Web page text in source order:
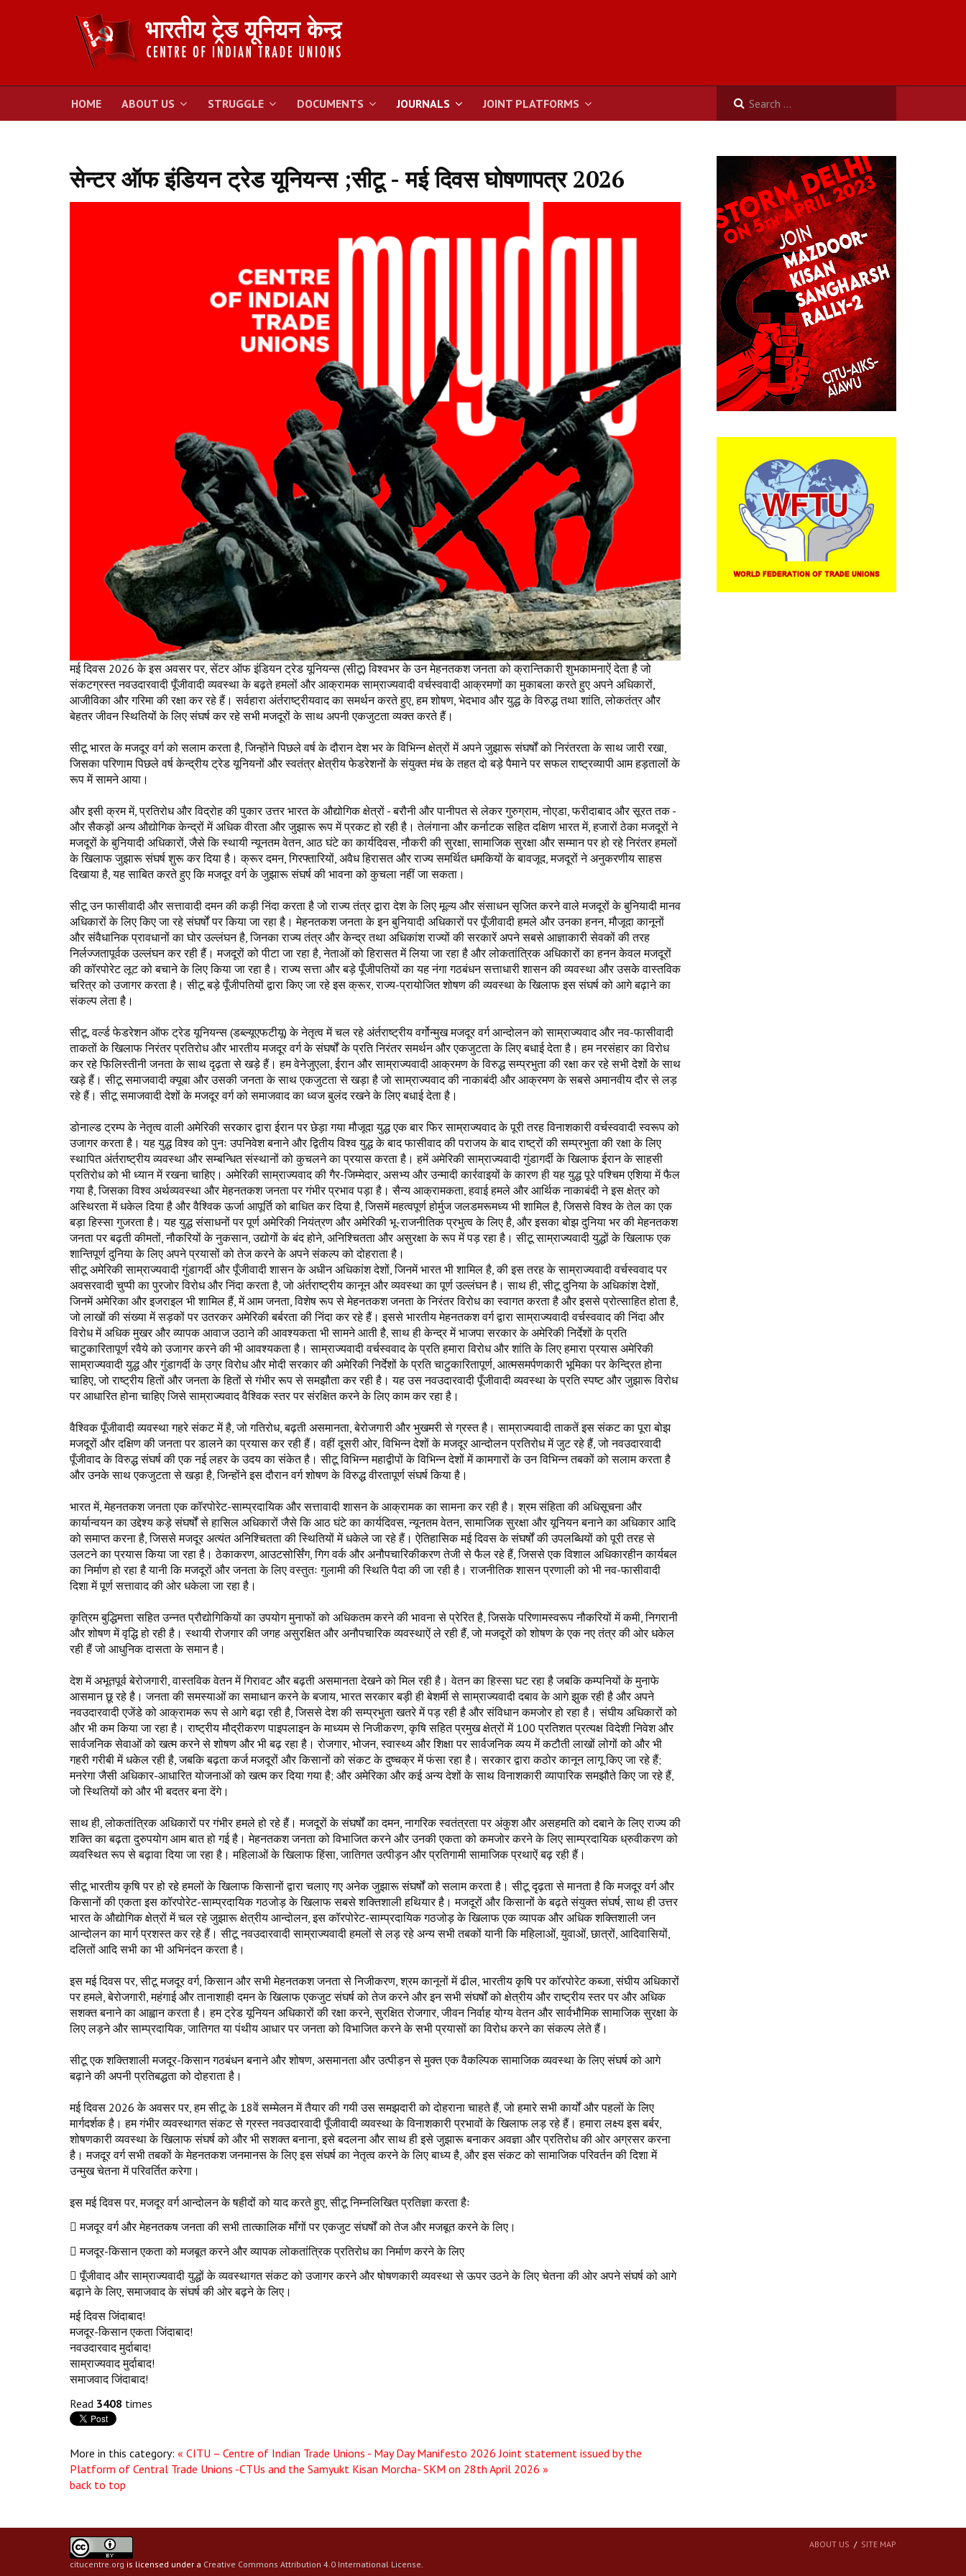
HOME ABOUT US STRUGGLE DOCUMENTS JOURNALS JOINT PLATFORMS
सेन्टर ऑफ इंडियन ट्रेड यूनियन्स ;सीटू - मई दिवस घोषणापत्र 2026
मई दिवस 2026 के इस अवसर पर, सेंटर ऑफ इंडियन ट्रेड यूनियन्स (सीटू) विश्वभर के उन मेहनतकश जनता को क्रान्तिकारी शुभकामनाऐं देता है जो
संकटग्रस्त नवउदारवादी पूँजीवादी व्यवस्था के बढ़ते हमलों और आक्रामक साम्राज्यवादी वर्चस्ववादी आक्रमणों का मुकाबला करते हुए अपने अधिकारों,
आजीविका और गरिमा की रक्षा कर रहे हैं। सर्वहारा अंर्तराष्ट्रीयवाद का समर्थन करते हुए, हम शोषण, भेदभाव और युद्ध के विरुद्ध तथा शांति, लोकतंत्र और
बेहतर जीवन स्थितियों के लिए संघर्ष कर रहे सभी मजदूरों के साथ अपनी एकजुटता व्यक्त करते हैं।
सीटू भारत के मजदूर वर्ग को सलाम करता है, जिन्होंने पिछले वर्ष के दौरान देश भर के विभिन्न क्षेत्रों में अपने जुझारू संघर्षों को निरंतरता के साथ जारी रखा,
जिसका परिणाम पिछले वर्ष केन्द्रीय ट्रेड यूनियनों और स्वतंत्र क्षेत्रीय फेडरेशनों के संयुक्त मंच के तहत दो बड़े पैमाने पर सफल राष्ट्रव्यापी आम हड़तालों के
रूप में सामने आया।
और इसी क्रम में, प्रतिरोध और विद्रोह की पुकार उत्तर भारत के औद्योगिक क्षेत्रों - बरौनी और पानीपत से लेकर गुरुग्राम, नोएडा, फरीदाबाद और सूरत तक -
और सैकड़ों अन्य औद्योगिक केन्द्रों में अधिक वीरता और जुझारू रूप में प्रकट हो रही है। तेलंगाना और कर्नाटक सहित दक्षिण भारत में, हजारों ठेका मजदूरों ने
मजदूरों के बुनियादी अधिकारों, जैसे कि स्थायी न्यूनतम वेतन, आठ घंटे का कार्यदिवस, नौकरी की सुरक्षा, सामाजिक सुरक्षा और सम्मान पर हो रहे निरंतर हमलों
के खिलाफ जुझारू संघर्ष शुरू कर दिया है। क्रूर दमन, गिरफ्तारियों, अवैध हिरासत और राज्य समर्थित धमकियों के बावजूद, मजदूरों ने अनुकरणीय साहस
दिखाया है, यह साबित करते हुए कि मजदूर वर्ग के जुझारू संघर्ष की भावना को कुचला नहीं जा सकता।
सीटू उन फासीवादी और सत्तावादी दमन की कड़ी निंदा करता है जो राज्य तंत्र द्वारा देश के लिए मूल्य और संसाधन सृजित करने वाले मजदूरों के बुनियादी मानव
अधिकारों के लिए किए जा रहे संघर्षों पर किया जा रहा है। मेहनतकश जनता के इन बुनियादी अधिकारों पर पूँजीवादी हमले और उनका हनन, मौजूदा कानूनों
और संवैधानिक प्रावधानों का घोर उल्लंघन है, जिनका राज्य तंत्र और केन्द्र तथा अधिकांश राज्यों की सरकारें अपने सबसे आज्ञाकारी सेवकों की तरह
निर्लज्जतापूर्वक उल्लंघन कर रही हैं। मजदूरों को पीटा जा रहा है, नेताओं को हिरासत में लिया जा रहा है और लोकतांत्रिक अधिकारों का हनन केवल मजदूरों
की कॉरपोरेट लूट को बचाने के लिए किया जा रहा है। राज्य सत्ता और बड़े पूँजीपतियों का यह नंगा गठबंधन सत्ताधारी शासन की व्यवस्था और उसके वास्तविक
चरित्र को उजागर करता है। सीटू बड़े पूँजीपतियों द्वारा किए जा रहे इस क्रूर, राज्य-प्रायोजित शोषण की व्यवस्था के खिलाफ इस संघर्ष को आगे बढ़ाने का
संकल्प लेता है।
सीटू, वर्ल्ड फेडरेशन ऑफ ट्रेड यूनियन्स (डब्ल्यूएफटीयू) के नेतृत्व में चल रहे अंर्तराष्ट्रीय वर्गोन्मुख मजदूर वर्ग आन्दोलन को साम्राज्यवाद और नव-फासीवादी
ताकतों के खिलाफ निरंतर प्रतिरोध और भारतीय मजदूर वर्ग के संघर्षों के प्रति निरंतर समर्थन और एकजुटता के लिए बधाई देता है। हम नरसंहार का विरोध
कर रहे फिलिस्तीनी जनता के साथ दृढ़ता से खड़े हैं। हम वेनेजुएला, ईरान और साम्राज्यवादी आक्रमण के विरुद्ध सम्प्रभुता की रक्षा कर रहे सभी देशों के साथ
खड़े हैं। सीटू समाजवादी क्यूबा और उसकी जनता के साथ एकजुटता से खड़ा है जो साम्राज्यवाद की नाकाबंदी और आक्रमण के सबसे अमानवीय दौर से लड़
रहे हैं। सीटू समाजवादी देशों के मजदूर वर्ग को समाजवाद का ध्वज बुलंद रखने के लिए बधाई देता है।
डोनाल्ड ट्रम्प के नेतृत्व वाली अमेरिकी सरकार द्वारा ईरान पर छेड़ा गया मौजूदा युद्ध एक बार फिर साम्राज्यवाद के पूरी तरह विनाशकारी वर्चस्ववादी स्वरूप को
उजागर करता है। यह युद्ध विश्व को पुनः उपनिवेश बनाने और द्वितीय विश्व युद्ध के बाद फासीवाद की पराजय के बाद राष्ट्रों की सम्प्रभुता की रक्षा के लिए
स्थापित अंर्तराष्ट्रीय व्यवस्था और सम्बन्धित संस्थानों को कुचलने का प्रयास करता है। हमें अमेरिकी साम्राज्यवादी गुंडागर्दी के खिलाफ ईरान के साहसी
प्रतिरोध को भी ध्यान में रखना चाहिए। अमेरिकी साम्राज्यवाद की गैर-जिम्मेदार, असभ्य और उन्मादी कार्रवाइयों के कारण ही यह युद्ध पूरे पश्चिम एशिया में फैल
गया है, जिसका विश्व अर्थव्यवस्था और मेहनतकश जनता पर गंभीर प्रभाव पड़ा है। सैन्य आक्रामकता, हवाई हमले और आर्थिक नाकाबंदी ने इस क्षेत्र को
अस्थिरता में धकेल दिया है और वैश्विक ऊर्जा आपूर्ति को बाधित कर दिया है, जिसमें महत्वपूर्ण होर्मुज जलडमरूमध्य भी शामिल है, जिससे विश्व के तेल का एक
बड़ा हिस्सा गुजरता है। यह युद्ध संसाधनों पर पूर्ण अमेरिकी नियंत्रण और अमेरिकी भू-राजनीतिक प्रभुत्व के लिए है, और इसका बोझ दुनिया भर की मेहनतकश
जनता पर बढ़ती कीमतों, नौकरियों के नुकसान, उद्योगों के बंद होने, अनिश्चितता और असुरक्षा के रूप में पड़ रहा है। सीटू साम्राज्यवादी युद्धों के खिलाफ एक
शान्तिपूर्ण दुनिया के लिए अपने प्रयासों को तेज करने के अपने संकल्प को दोहराता है।
सीटू अमेरिकी साम्राज्यवादी गुंडागर्दी और पूँजीवादी शासन के अधीन अधिकांश देशों, जिनमें भारत भी शामिल है, की इस तरह के साम्राज्यवादी वर्चस्ववाद पर
अवसरवादी चुप्पी का पुरजोर विरोध और निंदा करता है, जो अंर्तराष्ट्रीय कानून और व्यवस्था का पूर्ण उल्लंघन है। साथ ही, सीटू दुनिया के अधिकांश देशों,
जिनमें अमेरिका और इजराइल भी शामिल हैं, में आम जनता, विशेष रूप से मेहनतकश जनता के निरंतर विरोध का स्वागत करता है और इससे प्रोत्साहित होता है,
जो लाखों की संख्या में सड़कों पर उतरकर अमेरिकी बर्बरता की निंदा कर रहे हैं। इससे भारतीय मेहनतकश वर्ग द्वारा साम्राज्यवादी वर्चस्ववाद की निंदा और
विरोध में अधिक मुखर और व्यापक आवाज उठाने की आवश्यकता भी सामने आती है, साथ ही केन्द्र में भाजपा सरकार के अमेरिकी निर्देशों के प्रति
चाटुकारितापूर्ण रवैये को उजागर करने की भी आवश्यकता है। साम्राज्यवादी वर्चस्ववाद के प्रति हमारा विरोध और शांति के लिए हमारा प्रयास अमेरिकी
साम्राज्यवादी युद्ध और गुंडागर्दी के उग्र विरोध और मोदी सरकार की अमेरिकी निर्देशों के प्रति चाटुकारितापूर्ण, आत्मसमर्पणकारी भूमिका पर केन्द्रित होना
चाहिए, जो राष्ट्रीय हितों और जनता के हितों से गंभीर रूप से समझौता कर रही है। यह उस नवउदारवादी पूँजीवादी व्यवस्था के प्रति स्पष्ट और जुझारू विरोध
पर आधारित होना चाहिए जिसे साम्राज्यवाद वैश्विक स्तर पर संरक्षित करने के लिए काम कर रहा है।
वैश्विक पूँजीवादी व्यवस्था गहरे संकट में है, जो गतिरोध, बढ़ती असमानता, बेरोजगारी और भुखमरी से ग्रस्त है। साम्राज्यवादी ताकतें इस संकट का पूरा बोझ
मजदूरों और दक्षिण की जनता पर डालने का प्रयास कर रही हैं। वहीं दूसरी ओर, विभिन्न देशों के मजदूर आन्दोलन प्रतिरोध में जुट रहे हैं, जो नवउदारवादी
पूँजीवाद के विरुद्ध संघर्ष की एक नई लहर के उदय का संकेत है। सीटू विभिन्न महाद्वीपों के विभिन्न देशों में कामगारों के उन विभिन्न तबकों को सलाम करता है
और उनके साथ एकजुटता से खड़ा है, जिन्होंने इस दौरान वर्ग शोषण के विरुद्ध वीरतापूर्ण संघर्ष किया है।
भारत में, मेहनतकश जनता एक कॉरपोरेट-साम्प्रदायिक और सत्तावादी शासन के आक्रामक का सामना कर रही है। श्रम संहिता की अधिसूचना और
कार्यान्वयन का उद्देश्य कड़े संघर्षों से हासिल अधिकारों जैसे कि आठ घंटे का कार्यदिवस, न्यूनतम वेतन, सामाजिक सुरक्षा और यूनियन बनाने का अधिकार आदि
को समाप्त करना है, जिससे मजदूर अत्यंत अनिश्चितता की स्थितियों में धकेले जा रहे हैं। ऐतिहासिक मई दिवस के संघर्षों की उपलब्धियों को पूरी तरह से
उलटने का प्रयास किया जा रहा है। ठेकाकरण, आउटसोर्सिंग, गिग वर्क और अनौपचारिकीकरण तेजी से फैल रहे हैं, जिससे एक विशाल अधिकारहीन कार्यबल
का निर्माण हो रहा है यानी कि मजदूरों और जनता के लिए वस्तुतः गुलामी की स्थिति पैदा की जा रही है। राजनीतिक शासन प्रणाली को भी नव-फासीवादी
दिशा में पूर्ण सत्तावाद की ओर धकेला जा रहा है।
कृत्रिम बुद्धिमत्ता सहित उन्नत प्रौद्योगिकियों का उपयोग मुनाफों को अधिकतम करने की भावना से प्रेरित है, जिसके परिणामस्वरूप नौकरियों में कमी, निगरानी
और शोषण में वृद्धि हो रही है। स्थायी रोजगार की जगह असुरक्षित और अनौपचारिक व्यवस्थाऐं ले रही हैं, जो मजदूरों को शोषण के एक नए तंत्र की ओर धकेल
रही हैं जो आधुनिक दासता के समान है।
देश में अभूतपूर्व बेरोजगारी, वास्तविक वेतन में गिरावट और बढ़ती असमानता देखने को मिल रही है। वेतन का हिस्सा घट रहा है जबकि कम्पनियों के मुनाफे
आसमान छू रहे है। जनता की समस्याओं का समाधान करने के बजाय, भारत सरकार बड़ी ही बेशर्मी से साम्राज्यवादी दबाव के आगे झुक रही है और अपने
नवउदारवादी एजेंडे को आक्रामक रूप से आगे बढ़ा रही है, जिससे देश की सम्प्रभुता खतरे में पड़ रही है और संविधान कमजोर हो रहा है। संघीय अधिकारों को
और भी कम किया जा रहा है। राष्ट्रीय मौद्रीकरण पाइपलाइन के माध्यम से निजीकरण, कृषि सहित प्रमुख क्षेत्रों में 100 प्रतिशत प्रत्यक्ष विदेशी निवेश और
सार्वजनिक सेवाओं को खत्म करने से शोषण और भी बढ़ रहा है। रोजगार, भोजन, स्वास्थ्य और शिक्षा पर सार्वजनिक व्यय में कटौती लाखों लोगों को और भी
गहरी गरीबी में धकेल रही है, जबकि बढ़ता कर्ज मजदूरों और किसानों को संकट के दुष्चक्र में फंसा रहा है। सरकार द्वारा कठोर कानून लागू किए जा रहे हैं;
मनरेगा जैसी अधिकार-आधारित योजनाओं को खत्म कर दिया गया है; और अमेरिका और कई अन्य देशों के साथ विनाशकारी व्यापारिक समझौते किए जा रहे हैं,
जो स्थितियों को और भी बदतर बना देंगे।
साथ ही, लोकतांत्रिक अधिकारों पर गंभीर हमले हो रहे हैं। मजदूरों के संघर्षों का दमन, नागरिक स्वतंत्रता पर अंकुश और असहमति को दबाने के लिए राज्य की
शक्ति का बढ़ता दुरुपयोग आम बात हो गई है। मेहनतकश जनता को विभाजित करने और उनकी एकता को कमजोर करने के लिए साम्प्रदायिक ध्रुवीकरण को
व्यवस्थित रूप से बढ़ावा दिया जा रहा है। महिलाओं के खिलाफ हिंसा, जातिगत उत्पीड़न और प्रतिगामी सामाजिक प्रथाऐं बढ़ रही हैं।
सीटू भारतीय कृषि पर हो रहे हमलों के खिलाफ किसानों द्वारा चलाए गए अनेक जुझारू संघर्षों को सलाम करता है। सीटू दृढ़ता से मानता है कि मजदूर वर्ग और
किसानों की एकता इस कॉरपोरेट-साम्प्रदायिक गठजोड़ के खिलाफ सबसे शक्तिशाली हथियार है। मजदूरों और किसानों के बढ़ते संयुक्त संघर्ष, साथ ही उत्तर
भारत के औद्योगिक क्षेत्रों में चल रहे जुझारू क्षेत्रीय आन्दोलन, इस कॉरपोरेट-साम्प्रदायिक गठजोड़ के खिलाफ एक व्यापक और अधिक शक्तिशाली जन
आन्दोलन का मार्ग प्रशस्त कर रहे हैं। सीटू नवउदारवादी साम्राज्यवादी हमलों से लड़ रहे अन्य सभी तबकों यानी कि महिलाओं, युवाओं, छात्रों, आदिवासियों,
दलितों आदि सभी का भी अभिनंदन करता है।
इस मई दिवस पर, सीटू मजदूर वर्ग, किसान और सभी मेहनतकश जनता से निजीकरण, श्रम कानूनों में ढील, भारतीय कृषि पर कॉरपोरेट कब्जा, संघीय अधिकारों
पर हमले, बेरोजगारी, महंगाई और तानाशाही दमन के खिलाफ एकजुट संघर्ष को तेज करने और इन सभी संघर्षों को क्षेत्रीय और राष्ट्रीय स्तर पर और अधिक
सशक्त बनाने का आह्वान करता है। हम ट्रेड यूनियन अधिकारों की रक्षा करने, सुरक्षित रोजगार, जीवन निर्वाह योग्य वेतन और सार्वभौमिक सामाजिक सुरक्षा के
लिए लड़ने और साम्प्रदायिक, जातिगत या पंथीय आधार पर जनता को विभाजित करने के सभी प्रयासों का विरोध करने का संकल्प लेते हैं।
सीटू एक शक्तिशाली मजदूर-किसान गठबंधन बनाने और शोषण, असमानता और उत्पीड़न से मुक्त एक वैकल्पिक सामाजिक व्यवस्था के लिए संघर्ष को आगे
बढ़ाने की अपनी प्रतिबद्धता को दोहराता है।
मई दिवस 2026 के अवसर पर, हम सीटू के 18वें सम्मेलन में तैयार की गयी उस समझदारी को दोहराना चाहते हैं, जो हमारे सभी कार्यों और पहलों के लिए
मार्गदर्शक है। हम गंभीर व्यवस्थागत संकट से ग्रस्त नवउदारवादी पूँजीवादी व्यवस्था के विनाशकारी प्रभावों के खिलाफ लड़ रहे हैं। हमारा लक्ष्य इस बर्बर,
शोषणकारी व्यवस्था के खिलाफ संघर्ष को और भी सशक्त बनाना, इसे बदलना और साथ ही इसे जुझारू बनाकर अवज्ञा और प्रतिरोध की ओर अग्रसर करना
है। मजदूर वर्ग सभी तबकों के मेहनतकश जनमानस के लिए इस संघर्ष का नेतृत्व करने के लिए बाध्य है, और इस संकट को सामाजिक परिवर्तन की दिशा में
उन्मुख चेतना में परिवर्तित करेगा।
इस मई दिवस पर, मजदूर वर्ग आन्दोलन के षहीदों को याद करते हुए, सीटू निम्नलिखित प्रतिज्ञा करता हैः
 मजदूर वर्ग और मेहनतकष जनता की सभी तात्कालिक माँगों पर एकजुट संघर्षों को तेज और मजबूत करने के लिए।
 मजदूर-किसान एकता को मजबूत करने और व्यापक लोकतांत्रिक प्रतिरोध का निर्माण करने के लिए
 पूँजीवाद और साम्राज्यवादी युद्धों के व्यवस्थागत संकट को उजागर करने और षोषणकारी व्यवस्था से ऊपर उठने के लिए चेतना की ओर अपने संघर्ष को आगे
बढ़ाने के लिए, समाजवाद के संघर्ष की ओर बढ़ने के लिए।
मई दिवस जिंदाबाद!
मजदूर-किसान एकता जिंदाबाद!
नवउदारवाद मुर्दाबाद!
साम्राज्यवाद मुर्दाबाद!
समाजवाद जिंदाबाद!
Read 3408 times
More in this category: « CITU – Centre of Indian Trade Unions - May Day Manifesto 2026 Joint statement issued by the
Platform of Central Trade Unions -CTUs and the Samyukt Kisan Morcha- SKM on 28th April 2026 »
back to top
citucentre.org is licensed under a Creative Commons Attribution 4.0 International License
ABOUT US SITE MAP